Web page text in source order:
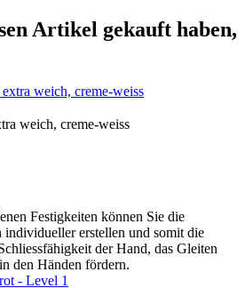
Artikel gekauft haben,
weich, creme-weiss
Festigkeiten können Sie die
individueller erstellen und somit die
der Hand, das Gleiten
den Händen fördern.